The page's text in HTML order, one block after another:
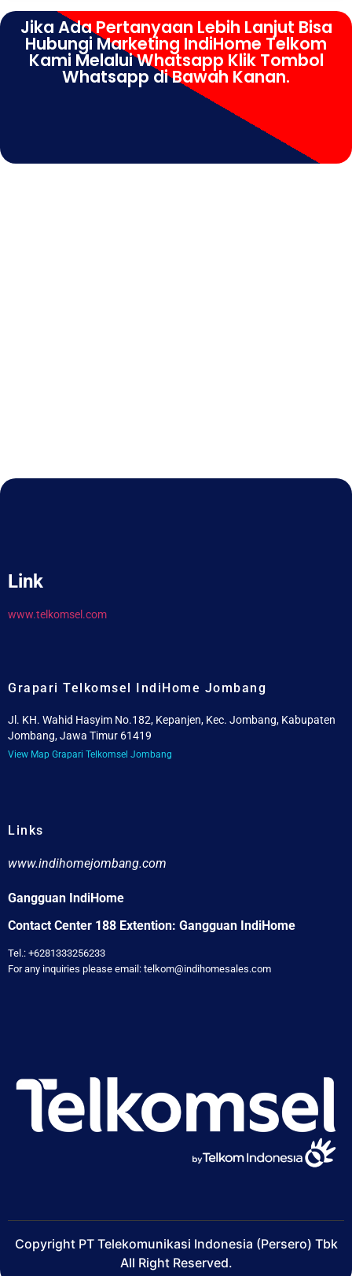
Jika Ada Pertanyaan Lebih Lanjut Bisa
Hubungi Marketing IndiHome Telkom
Kami Melalui Whatsapp Klik Tombol
Whatsapp di Bawah Kanan.
Link
www.telkomsel.com
Grapari Telkomsel IndiHome Jombang
Jl. KH. Wahid Hasyim No.182, Kepanjen, Kec. Jombang, Kabupaten
Jombang, Jawa Timur 61419
View Map Grapari Telkomsel Jombang
Links
www.indihomejombang.com
Gangguan IndiHome
Contact Center 188 Extention: Gangguan IndiHome
Tel.: +6281333256233
For any inquiries please email: telkom@indihomesales.com
Copyright PT Telekomunikasi Indonesia (Persero) Tbk
All Right Reserved.